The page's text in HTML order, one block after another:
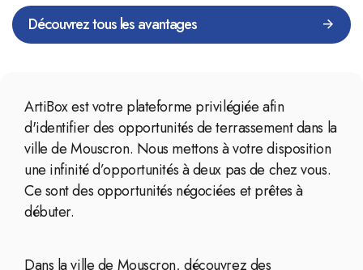
Découvrez tous les avantages
ArtiBox est votre plateforme privilégiée afin
d'identifier des opportunités de terrassement dans la
ville de Mouscron. Nous mettons à votre disposition
une infinité d’opportunités à deux pas de chez vous.
Ce sont des opportunités négociées et prêtes à
débuter.
Dans la ville de Mouscron, découvrez des